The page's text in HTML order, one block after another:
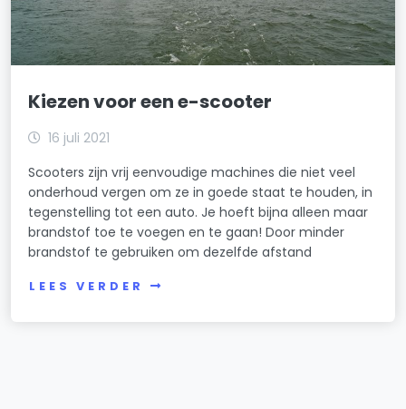
Kiezen voor een e-scooter
16 juli 2021
Scooters zijn vrij eenvoudige machines die niet veel
onderhoud vergen om ze in goede staat te houden, in
tegenstelling tot een auto. Je hoeft bijna alleen maar
brandstof toe te voegen en te gaan! Door minder
brandstof te gebruiken om dezelfde afstand
LEES VERDER